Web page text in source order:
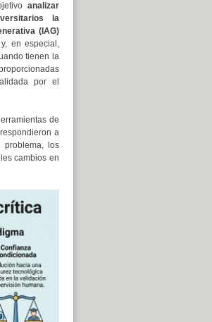
analizar
la
(IAG)
en especial,
tienen la
por el
de
a
problema, los
cambios en